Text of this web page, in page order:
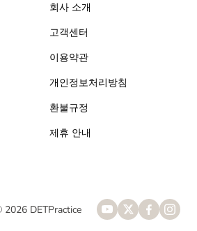
회사 소개
고객센터
이용약관
개인정보처리방침
환불규정
제휴 안내
2026 DETPractice